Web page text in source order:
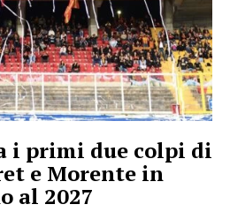
i primi due colpi di
e Morente in
al 2027